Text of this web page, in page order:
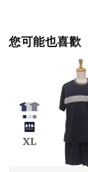
您可能也喜歡